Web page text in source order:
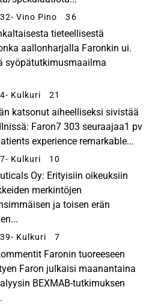
- Vino Pino 36
tieteellisestä
aallonharjalla Faronkin ui.
syöpätutkimusmaailma
- Kulkuri 21
katsonut aiheelliseksi sivistää
Faron7 303 seuraajaa1 pv
experience remarkable...
- Kulkuri 10
Oy: Erityisiin oikeuksiin
merkintöjen
ja toisen erän
- Kulkuri 7
Faronin tuoreeseen
Faron julkaisi maanantaina
BEXMAB-tutkimuksen